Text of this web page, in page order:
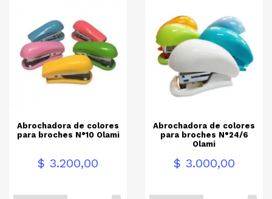
Abrochadora de colores
para broches N°10 Olami
Precio$ 3.200,00
Abrochadora de colores
para broches N°24/6
Olami
Precio$ 3.000,00